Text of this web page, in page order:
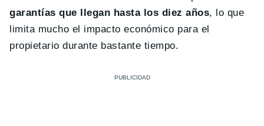
garantías que llegan hasta los diez años, lo que
limita mucho el impacto económico para el
propietario durante bastante tiempo.